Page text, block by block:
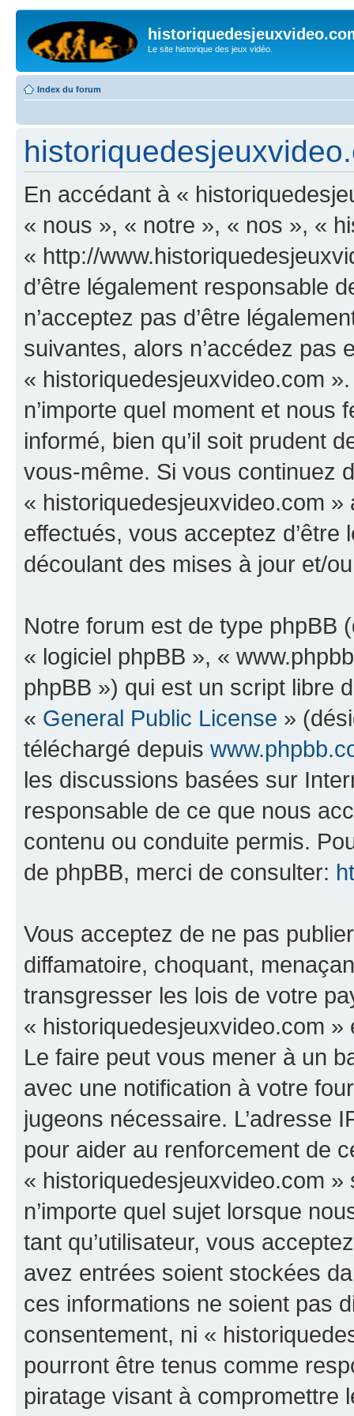
Le site historique des jeux vidéo.
Index du forum
En accédant à «
« nous », « notre », « nos », «
« http://
d’être légalement responsable
n’acceptez pas d’être
suivantes, alors n’accédez pas
« historiquedesjeuxvideo.com
n’importe quel moment et
informé, bien qu’il soit prudent
vous-même. Si vous continuez
« historiquedesjeuxvideo.com
effectués, vous acceptez
découlant des mises à jour et/
Notre forum est de type phpBB
« logiciel phpBB », «
phpBB ») qui est un script libre
« General Public License »
téléchargé depuis
les discussions basées sur
responsable de ce que nous
contenu ou conduite permis.
de phpBB, merci de consulter:
Vous acceptez de ne pas
diffamatoire, choquant,
transgresser les lois de votre
« historiquedesjeuxvideo.com
Le faire peut vous mener à un
avec une notification à votre
jugeons nécessaire. L’adresse
pour aider au renforcement de
« historiquedesjeuxvideo.com
n’importe quel sujet lorsque
tant qu’utilisateur, vous
avez entrées soient stockées
ces informations ne soient pas
consentement, ni «
pourront être tenus comme
piratage visant à compromettre